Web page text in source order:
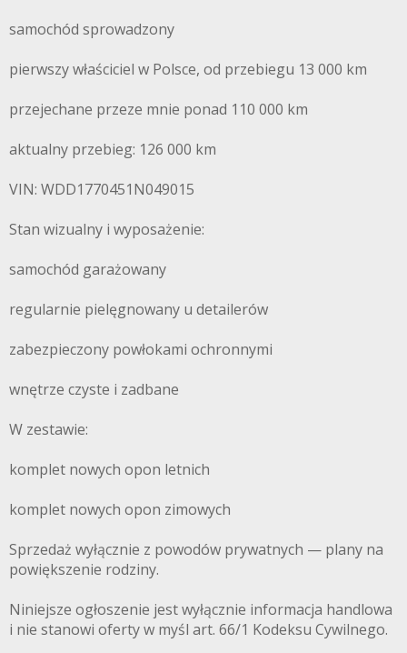
samochód sprowadzony
pierwszy właściciel w Polsce, od przebiegu 13 000 km
przejechane przeze mnie ponad 110 000 km
aktualny przebieg: 126 000 km
VIN: WDD1770451N049015
Stan wizualny i wyposażenie:
samochód garażowany
regularnie pielęgnowany u detailerów
zabezpieczony powłokami ochronnymi
wnętrze czyste i zadbane
W zestawie:
komplet nowych opon letnich
komplet nowych opon zimowych
Sprzedaż wyłącznie z powodów prywatnych — plany na
powiększenie rodziny.
Niniejsze ogłoszenie jest wyłącznie informacja handlowa
i nie stanowi oferty w myśl art. 66/1 Kodeksu Cywilnego.